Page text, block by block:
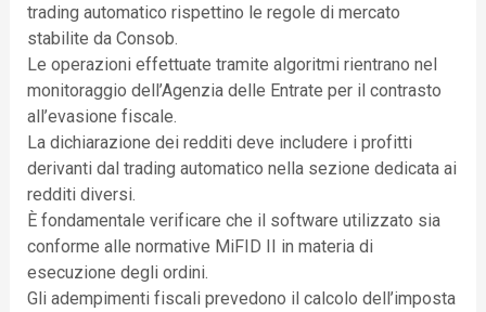
trading automatico rispettino le regole di mercato
stabilite da Consob.
Le operazioni effettuate tramite algoritmi rientrano nel
monitoraggio dell’Agenzia delle Entrate per il contrasto
all’evasione fiscale.
La dichiarazione dei redditi deve includere i profitti
derivanti dal trading automatico nella sezione dedicata ai
redditi diversi.
È fondamentale verificare che il software utilizzato sia
conforme alle normative MiFID II in materia di
esecuzione degli ordini.
Gli adempimenti fiscali prevedono il calcolo dell’imposta